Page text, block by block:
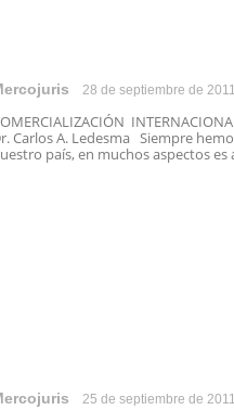
28 de septiembre de 2011
Carlos A. Ledesma Siempre
país, en muchos aspectos es
25 de septiembre de 2011